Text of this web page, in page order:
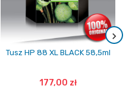
Tusz HP 88 XL BLACK 58,5ml
177,00 zł